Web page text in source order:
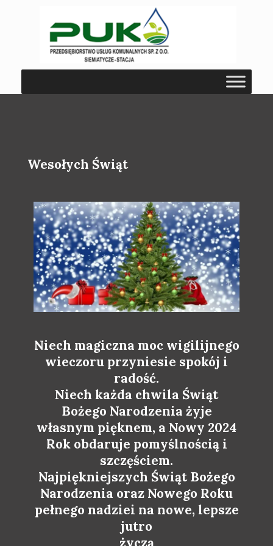
Wesołych Świąt
Niech magiczna moc wigilijnego
wieczoru przyniesie spokój i
radość.
Niech każda chwila Świąt
Bożego Narodzenia żyje
własnym pięknem, a Nowy 2024
Rok obdaruje pomyślnością i
szczęściem.
Najpiękniejszych Świąt Bożego
Narodzenia oraz Nowego Roku
pełnego nadziei na nowe, lepsze
jutro
życzą